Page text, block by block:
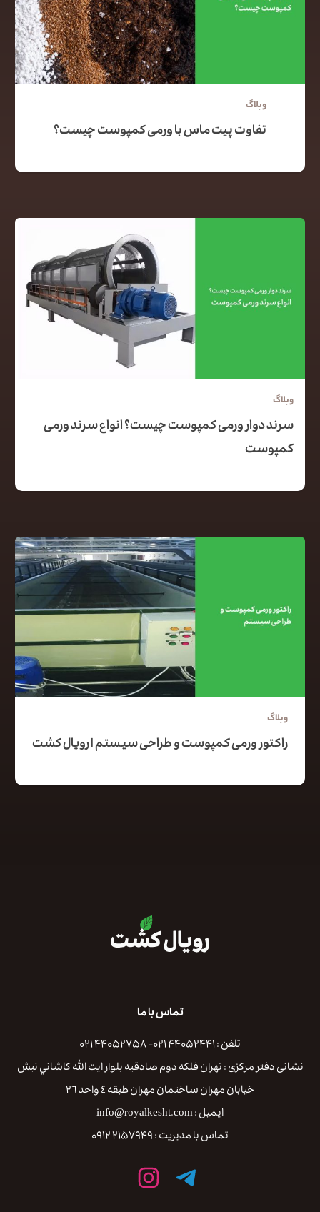
وبلاگ
تفاوت پیت ماس با ورمی کمپوست چیست؟
وبلاگ
سرند دوار ورمی کمپوست چیست؟ انواع سرند ورمی
کمپوست
وبلاگ
راکتور ورمی کمپوست و طراحی سیستم | رویال کشت
تماس با ما
تلفن : ۴۴۰۵۲۴۴۱ ۰۲۱- ۴۴۰۵۲۷۵۸ ۰۲۱
نشانی دفتر مرکزی : تهران فلكه دوم صادقيه بلوار ايت الله كاشاني نبش
خيابان مهران ساختمان مهران طبقه ٤ واحد ٢٦
ایمیل : info@royalkesht.com
تماس با مدیریت : ۲۱۵۷۹۴۹ ۰۹۱۲